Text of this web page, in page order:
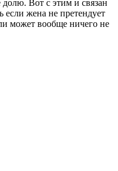
долю. Вот с этим и связан
если жена не претендует
может вообще ничего не